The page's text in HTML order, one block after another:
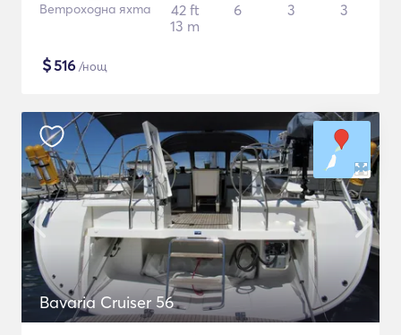
Ветроходна яхта
42 ft
13 m
6 3 3
$516 /нощ
Bavaria Cruiser 56